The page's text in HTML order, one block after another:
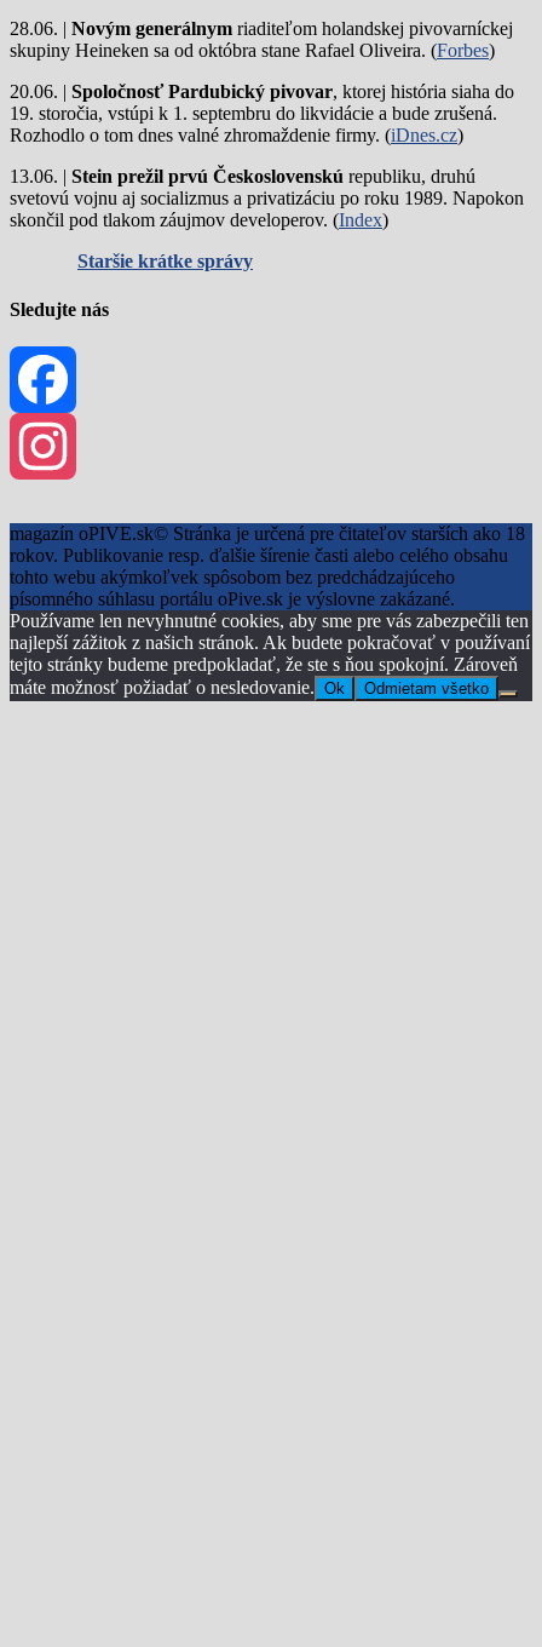
28.06. | Novým generálnym riaditeľom holandskej pivovarníckej
skupiny Heineken sa od októbra stane Rafael Oliveira. (Forbes)
20.06. | Spoločnosť Pardubický pivovar, ktorej história siaha do
19. storočia, vstúpi k 1. septembru do likvidácie a bude zrušená.
Rozhodlo o tom dnes valné zhromaždenie firmy. (iDnes.cz)
13.06. | Stein prežil prvú Československú republiku, druhú
svetovú vojnu aj socializmus a privatizáciu po roku 1989. Napokon
skončil pod tlakom záujmov developerov. (Index)
Staršie krátke správy
Sledujte nás
Facebook
magazín oPIVE.sk© Stránka je určená pre čitateľov starších ako 18
rokov. Publikovanie resp. ďalšie šírenie časti alebo celého obsahu
tohto webu akýmkoľvek spôsobom bez predchádzajúceho
písomného súhlasu portálu oPive.sk je výslovne zakázané.
Používame len nevyhnutné cookies, aby sme pre vás zabezpečili ten
najlepší zážitok z našich stránok. Ak budete pokračovať v používaní
tejto stránky budeme predpokladať, že ste s ňou spokojní. Zároveň
máte možnosť požiadať o nesledovanie. Ok Odmietam všetko